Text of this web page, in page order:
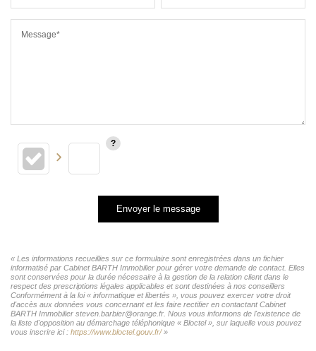
Message*
Envoyer le message
« Les informations recueillies sur ce formulaire sont enregistrées dans un fichier
informatisé par Cabinet BARTH Immobilier pour gérer votre demande de contact. Elles
sont conservées pour la durée nécessaire à la gestion de la relation client dans le
respect des prescriptions légales applicables et sont destinées à nos conseillers
Conformément à la loi « informatique et libertés », vous pouvez exercer votre droit
d'accès aux données vous concernant et les faire rectifier en contactant Cabinet
BARTH Immobilier steven.barbier@orange.fr. Nous vous informons de l'existence de
la liste d'opposition au démarchage téléphonique « Bloctel », sur laquelle vous pouvez
vous inscrire ici : https://www.bloctel.gouv.fr/»